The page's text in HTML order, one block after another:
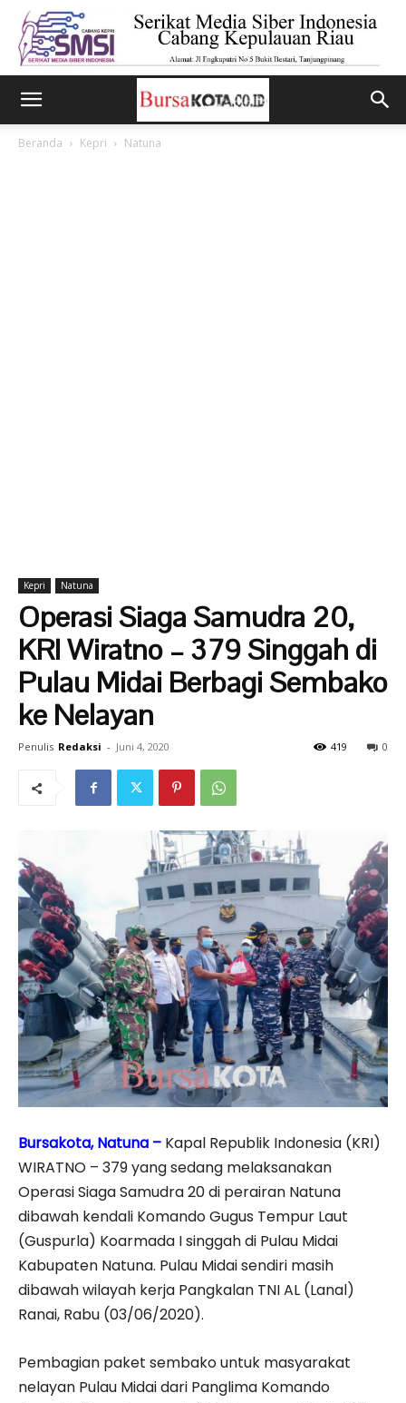
Beranda Kepri Natuna
Kepri Natuna
Operasi Siaga Samudra 20,
KRI Wiratno – 379 Singgah di
Pulau Midai Berbagi Sembako
ke Nelayan
Penulis Redaksi - Juni 4, 2020 0
419
Bursakota, Natuna – Kapal Republik Indonesia (KRI)
WIRATNO – 379 yang sedang melaksanakan
Operasi Siaga Samudra 20 di perairan Natuna
dibawah kendali Komando Gugus Tempur Laut
(Guspurla) Koarmada I singgah di Pulau Midai
Kabupaten Natuna. Pulau Midai sendiri masih
dibawah wilayah kerja Pangkalan TNI AL (Lanal)
Ranai, Rabu (03/06/2020).
Pembagian paket sembako untuk masyarakat
nelayan Pulau Midai dari Panglima Komando